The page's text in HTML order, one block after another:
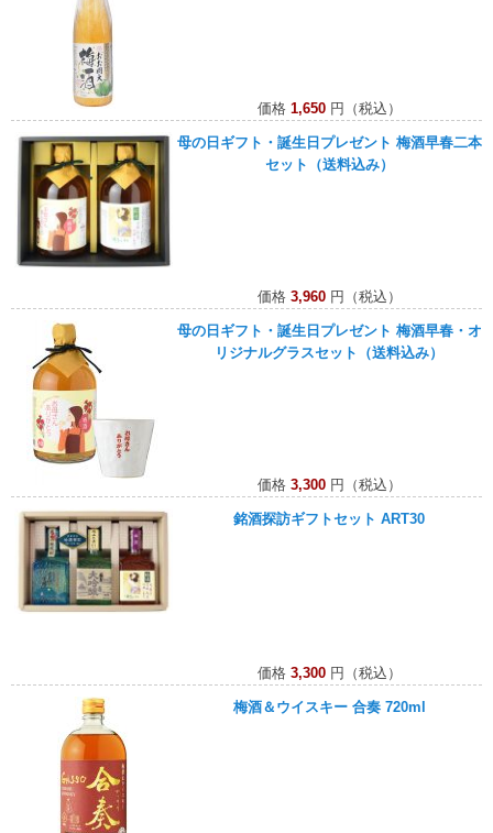
価格 1,650円（税込）
母の日ギフト・誕生日プレゼント 梅酒早春二本
セット（送料込み）
価格 3,960円（税込）
母の日ギフト・誕生日プレゼント 梅酒早春・オ
リジナルグラスセット（送料込み）
価格 3,300円（税込）
銘酒探訪ギフトセット ART30
価格 3,300円（税込）
梅酒＆ウイスキー 合奏 720ml